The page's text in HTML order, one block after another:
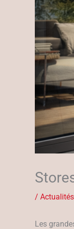
/ Actualités
Les